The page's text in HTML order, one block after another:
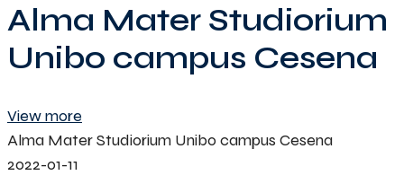
Alma Mater Studiorium
Unibo campus Cesena
View more
Alma Mater Studiorium Unibo campus Cesena
2022-01-11